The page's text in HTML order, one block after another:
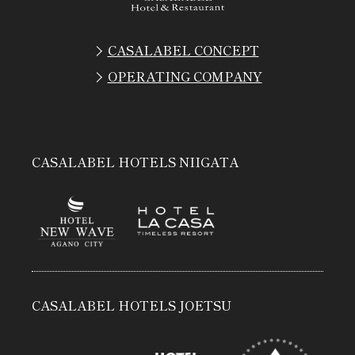
CASALABEL CONCEPT
OPERATING COMPANY
CASALABEL HOTELS NIIGATA
CASALABEL HOTELS JOETSU